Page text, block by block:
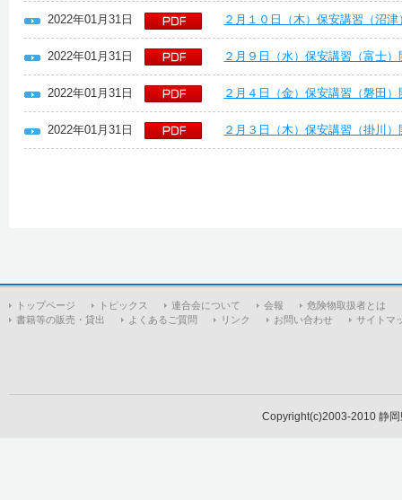
2022年01月31日 ２月１０日（木）保安講習（沼
2022年01月31日 ２月９日（水）保安講習（富士
2022年01月31日 ２月４日（金）保安講習（磐田
2022年01月31日 ２月３日（木）保安講習（掛川
トップページ トピックス 連合会について 会報
危険物取扱者とは
書籍等の販売・貸出
よくあるご質問 リンク お問い合わせ サイトマ
Copyright(c)2003-2010 静